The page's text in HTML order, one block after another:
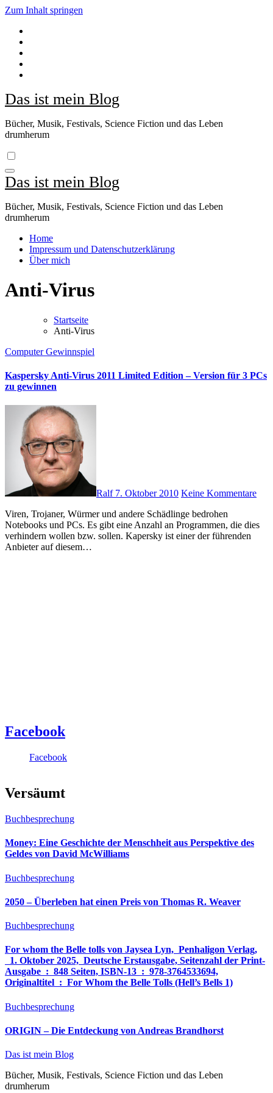
Zum Inhalt springen
Das ist mein Blog
Bücher, Musik, Festivals, Science Fiction und das Leben
drumherum
Das ist mein Blog
Bücher, Musik, Festivals, Science Fiction und das Leben
drumherum
Home
Impressum und Datenschutzerklärung
Über mich
Anti-Virus
Startseite
Anti-Virus
ComputerGewinnspiel
Kaspersky Anti-Virus 2011 Limited Edition – Version für 3 PCs
zu gewinnen
Ralf 7. Oktober 2010 Keine Kommentare
Viren, Trojaner, Würmer und andere Schädlinge bedrohen
Notebooks und PCs. Es gibt eine Anzahl an Programmen, die dies
verhindern wollen bzw. sollen. Kapersky ist einer der führenden
Anbieter auf diesem…
Facebook
Facebook
Versäumt
Buchbesprechung
Money: Eine Geschichte der Menschheit aus Perspektive des
Geldes von David McWilliams
Buchbesprechung
2050 – Überleben hat einen Preis von Thomas R. Weaver
Buchbesprechung
For whom the Belle tolls von Jaysea Lyn, ‎ Penhaligon Verlag,
‎ 1. Oktober 2025, ‎ Deutsche Erstausgabe, Seitenzahl der Print-
Ausgabe ‏ : ‎ 848 Seiten, ISBN-13 ‏ : ‎ 978-3764533694,
Originaltitel ‏ : ‎ For Whom the Belle Tolls (Hell’s Bells 1)
Buchbesprechung
ORIGIN – Die Entdeckung von Andreas Brandhorst
Das ist mein Blog
Bücher, Musik, Festivals, Science Fiction und das Leben
drumherum